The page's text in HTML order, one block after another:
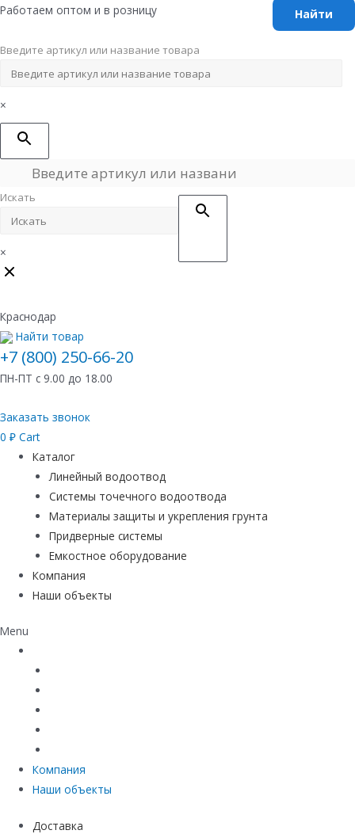
Перейти
содержимому
Работаем оптом и в розницу
Введите артикул или название товара
×
Искать
×
Краснодар
Найти товар
+7 (800) 250-66-20
ПН-ПТ с 9.00 до 18.00
Заказать звонок
0 ₽ Cart
Каталог
Линейный водоотвод
Системы точечного водоотвода
Материалы защиты и укрепления грунта
Придверные системы
Емкостное оборудование
Компания
Наши объекты
Menu
Компания
Наши объекты
Доставка